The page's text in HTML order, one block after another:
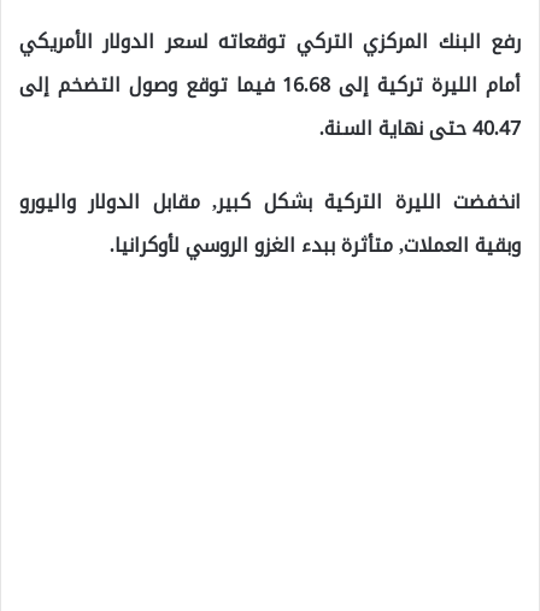
رفع البنك المركزي التركي توقعاته لسعر الدولار الأمريكي
أمام الليرة تركية إلى 16.68 فيما توقع وصول التضخم إلى
40.47 حتى نهاية السنة.
انخفضت الليرة التركية بشكل كبير, مقابل الدولار واليورو
وبقية العملات, متأثرة ببدء الغزو الروسي لأوكرانيا.